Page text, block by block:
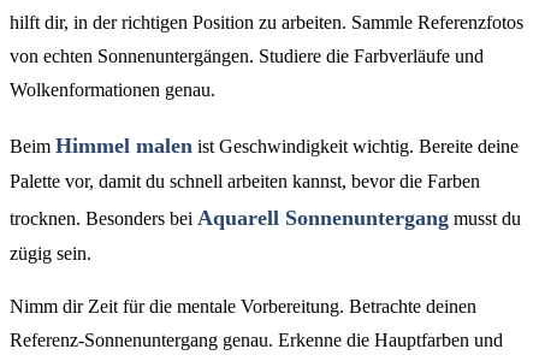
hilft dir, in der richtigen Position zu arbeiten. Sammle Referenzfotos
von echten Sonnenuntergängen. Studiere die Farbverläufe und
Wolkenformationen genau.
Beim Himmel malen ist Geschwindigkeit wichtig. Bereite deine
Palette vor, damit du schnell arbeiten kannst, bevor die Farben
trocknen. Besonders bei Aquarell Sonnenuntergang musst du
zügig sein.
Nimm dir Zeit für die mentale Vorbereitung. Betrachte deinen
Referenz-Sonnenuntergang genau. Erkenne die Hauptfarben und